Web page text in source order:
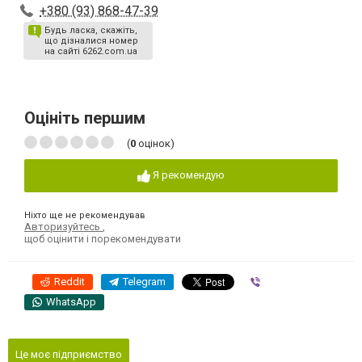
+380 (93) 868-47-39
Будь ласка, скажіть,
що дізналися номер
на сайті 6262.com.ua
Оцініть першим
(0 оцінок)
Я рекомендую
Ніхто ще не рекомендував
Авторизуйтесь
щоб оцінити і порекомендувати
Reddit Telegram
WhatsApp
Це моє підприємство